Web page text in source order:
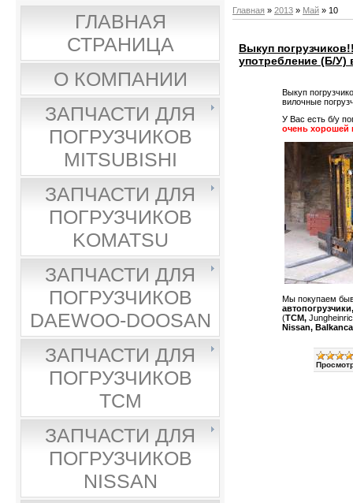
ГЛАВНАЯ
СТРАНИЦА
О КОМПАНИИ
ЗАПЧАСТИ ДЛЯ
ПОГРУЗЧИКОВ
MITSUBISHI
ЗАПЧАСТИ ДЛЯ
ПОГРУЗЧИКОВ
KOMATSU
ЗАПЧАСТИ ДЛЯ
ПОГРУЗЧИКОВ
DAEWOO-DOOSAN
ЗАПЧАСТИ ДЛЯ
ПОГРУЗЧИКОВ
TCM
ЗАПЧАСТИ ДЛЯ
ПОГРУЗЧИКОВ
NISSAN
Главная » 2013 » Май » 10
Выкуп
употребление (Б/У)
Выкуп
вилочные
У Вас есть б/у
очень хорошей
Мы покупаем
(TCM,
Nissan,